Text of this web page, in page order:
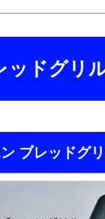
ッドグリ
ブレッドグ